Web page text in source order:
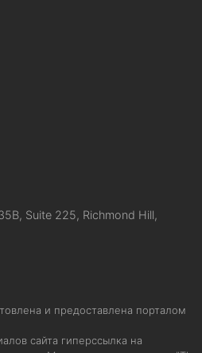
Suite 225, Richmond Hill,
и предоставлена порталом
сайта гиперссылка на